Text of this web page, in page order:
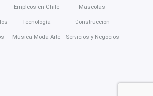
Empleos en Chile
Tecnología
Música Moda Arte
Mascotas
Construcción
Servicios y Negocios